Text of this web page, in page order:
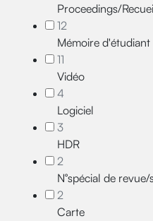
Proceedings/
12
Mémoire d'étudiant
11
Vidéo
4
Logiciel
3
HDR
2
N°spécial de
2
Carte